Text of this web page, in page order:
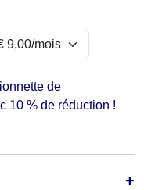
de
10 % de réduction !